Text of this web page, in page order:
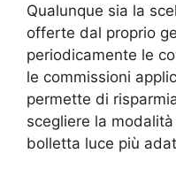
Qualunque sia la
offerte dal proprio
periodicamente le
le commissioni
permette di
scegliere la
bolletta luce più